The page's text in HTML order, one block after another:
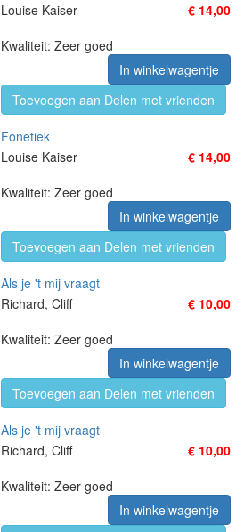
Louise Kaiser
€ 14,00
Kwaliteit: Zeer goed
In winkelwagentje
Toevoegen aan Delen met vrienden
Fonetiek
Louise Kaiser
€ 14,00
Kwaliteit: Zeer goed
In winkelwagentje
Toevoegen aan Delen met vrienden
Als je 't mij vraagt
Richard, Cliff
€ 10,00
Kwaliteit: Zeer goed
In winkelwagentje
Toevoegen aan Delen met vrienden
Als je 't mij vraagt
Richard, Cliff
€ 10,00
Kwaliteit: Zeer goed
In winkelwagentje